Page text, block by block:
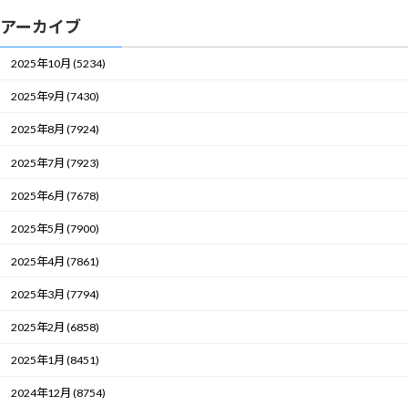
アーカイブ
2025年10月 (5234)
2025年9月 (7430)
2025年8月 (7924)
2025年7月 (7923)
2025年6月 (7678)
2025年5月 (7900)
2025年4月 (7861)
2025年3月 (7794)
2025年2月 (6858)
2025年1月 (8451)
2024年12月 (8754)